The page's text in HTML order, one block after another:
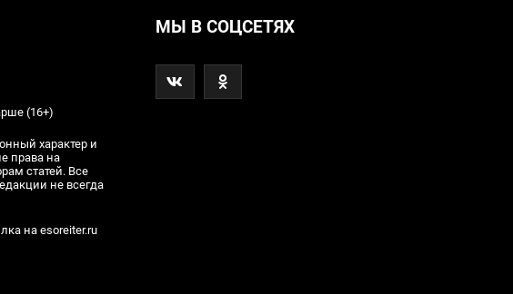
(16+)
характер и
права на
статей. Все
не всегда
на esoreiter.ru
МЫ В СОЦСЕТЯХ